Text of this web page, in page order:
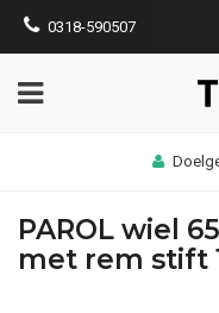
0318-590507
PAROL wiel
met rem stift